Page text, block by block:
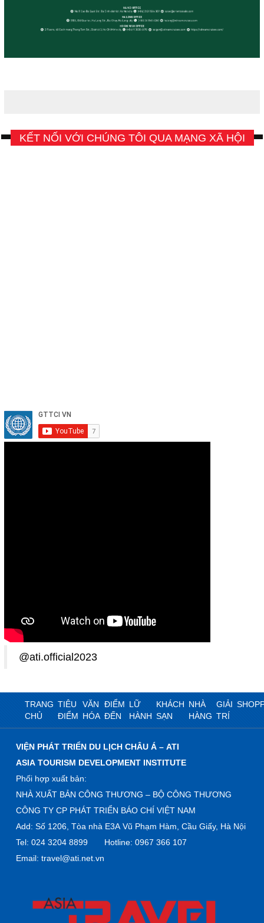
KẾT NỐI VỚI CHÚNG TÔI QUA MẠNG XÃ HỘI
@ati.official2023
TRANG
CHỦ
TIÊU
ĐIỂM
VĂN
HÓA
ĐIỂM
ĐẾN
LỮ
HÀNH
KHÁCH
SẠN
NHÀ
HÀNG
GIẢI
TRÍ
VIỆN PHÁT TRIỂN DU LỊCH CHÂU Á – ATI
ASIA TOURISM DEVELOPMENT INSTITUTE
Phối hợp xuất bản:
NHÀ XUẤT BẢN CÔNG THƯƠNG – BỘ CÔNG THƯƠNG
CÔNG TY CP PHÁT TRIỂN BÁO CHÍ VIỆT NAM
Add: Số 1206, Tòa nhà E3A Vũ Phạm Hàm, Cầu Giấy, Hà Nội
Tel: 024 3204 8899 Hotline: 0967 366 107
Email: travel@ati.net.vn